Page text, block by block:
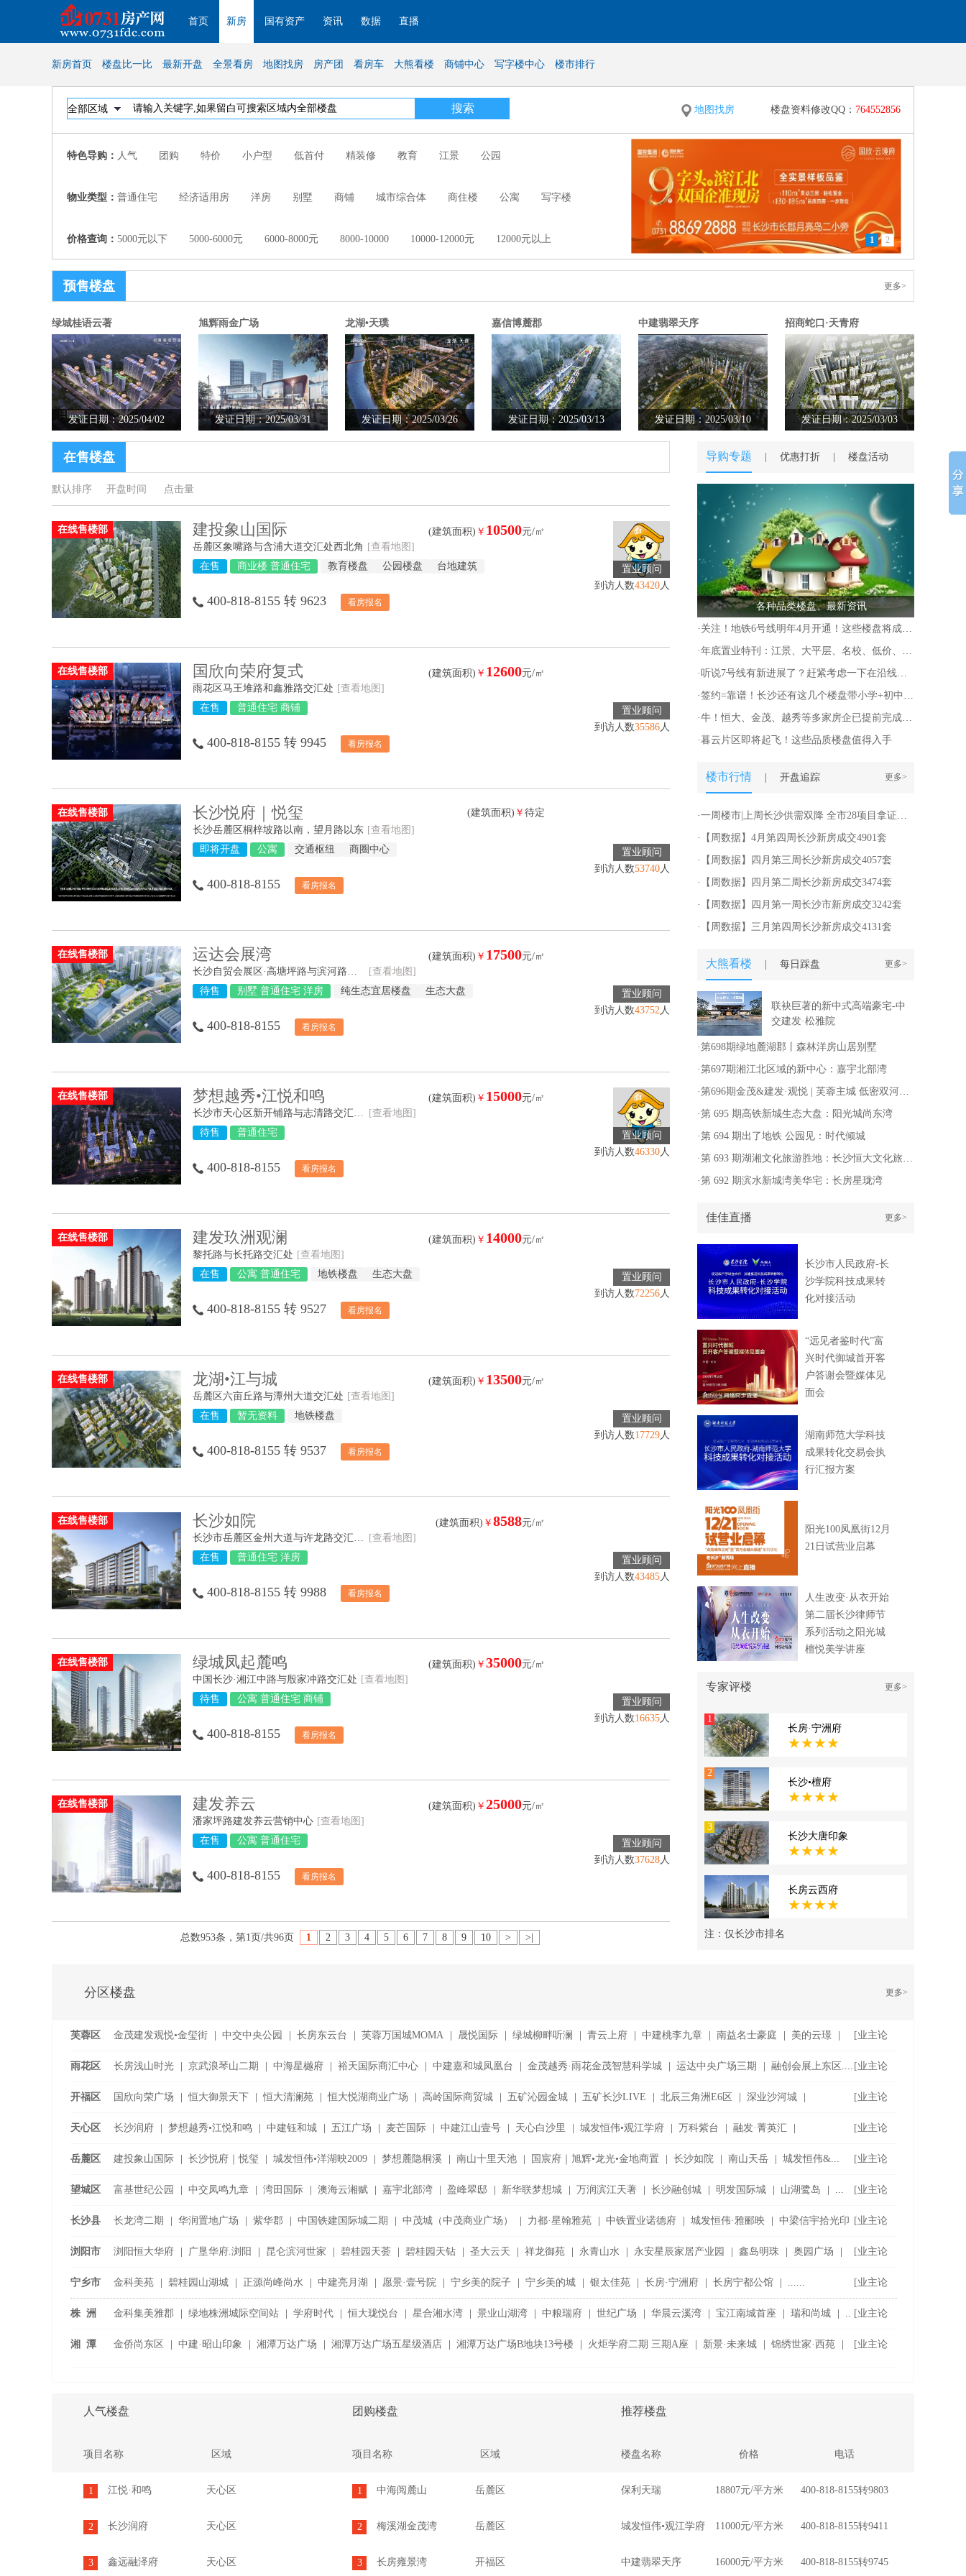
首页 新房 国有资产 资讯 数据 直播
新房首页 楼盘比一比 最新开盘 全景看房 地图找房 房产团 看房车 大熊看楼 商铺中心 写字楼中心 楼市排行
地图找房 楼盘资料修改QQ： 764552856
特色导购： 人气 团购 特价 小户型 低首付 精装修 教育 江景 公园
物业类型： 普通住宅 经济适用房 洋房 别墅 商铺 城市综合体 商住楼 公寓 写字楼
价格查询： 5000元以下 5000-6000元 6000-8000元 8000-10000 10000-12000元 12000元以上 1 2
预售楼盘 更多>
绿城桂语云著
发证日期：2025/04/02
旭辉雨金广场
发证日期：2025/03/31
龙湖•天璞
发证日期：2025/03/26
嘉信博麓郡
发证日期：2025/03/13
中建翡翠天序
发证日期：2025/03/10
招商蛇口·天青府
发证日期：2025/03/03
在售楼盘
默认排序 开盘时间 点击量
在线售楼部 建投象山国际
岳麓区象嘴路与含浦大道交汇处西北角 [查看地图]
(建筑面积) ￥ 10500元/㎡
在售 商业楼 普通住宅 教育楼盘 公园楼盘 台地建筑
400-818-8155 转 9623 看房报名
置业顾问
到访人数43420人
在线售楼部 国欣向荣府复式
雨花区马王堆路和鑫雅路交汇处 [查看地图]
(建筑面积) ￥ 12600元/㎡
在售 普通住宅 商铺
400-818-8155 转 9945 看房报名
置业顾问
到访人数35586人
在线售楼部 长沙悦府｜悦玺
长沙岳麓区桐梓坡路以南，望月路以东 [查看地图]
(建筑面积) ￥ 待定
即将开盘 公寓 交通枢纽 商圈中心
400-818-8155 看房报名
置业顾问
到访人数53740人
在线售楼部 运达会展湾
长沙自贸会展区·高塘坪路与滨河路交汇处 [查看地图]
(建筑面积) ￥ 17500元/㎡
待售 别墅 普通住宅 洋房 纯生态宜居楼盘 生态大盘
400-818-8155 看房报名
置业顾问
到访人数43752人
在线售楼部 梦想越秀•江悦和鸣
长沙市天心区新开铺路与志清路交汇处（长郡外国语实验学校旁） [查看地图]
(建筑面积) ￥ 15000元/㎡
待售 普通住宅
400-818-8155 看房报名
置业顾问
到访人数46330人
在线售楼部 建发玖洲观澜
黎托路与长托路交汇处 [查看地图]
(建筑面积) ￥ 14000元/㎡
在售 公寓 普通住宅 地铁楼盘 生态大盘
400-818-8155 转 9527 看房报名
置业顾问
到访人数72256人
在线售楼部 龙湖•江与城
岳麓区六亩丘路与潭州大道交汇处 [查看地图]
(建筑面积) ￥ 13500元/㎡
在售 暂无资料 地铁楼盘
400-818-8155 转 9537 看房报名
置业顾问
到访人数17729人
在线售楼部 长沙如院
长沙市岳麓区金州大道与许龙路交汇处西南角 [查看地图]
(建筑面积) ￥ 8588元/㎡
在售 普通住宅 洋房
400-818-8155 转 9988 看房报名
置业顾问
到访人数43485人
在线售楼部 绿城凤起麓鸣
中国长沙·湘江中路与殷家冲路交汇处 [查看地图]
(建筑面积) ￥ 35000元/㎡
待售 公寓 普通住宅 商铺
400-818-8155 看房报名
置业顾问
到访人数16635人
在线售楼部 建发养云
潘家坪路建发养云营销中心 [查看地图]
(建筑面积) ￥ 25000元/㎡
在售 公寓 普通住宅
400-818-8155 看房报名
置业顾问
到访人数37628人
总数953条，第1页/共96页 1 2 3 4 5 6 7 8 9 10 > >|
导购专题 优惠打折 楼盘活动
各种品类楼盘、最新资讯
· 关注！地铁6号线明年4月开通！这些楼盘将成“香饽饽”！
·年底置业特刊：江景、大平层、名校、低价、地铁….8大热门片区精装9字头起！
·听说7号线有新进展了？赶紧考虑一下在沿线附近安个家！
·签约=靠谱！长沙还有这几个楼盘带小学+初中“双名校”有房源在售！
·牛！恒大、金茂、越秀等多家房企已提前完成全年目标，这些品牌盘仅需6字头起！
·暮云片区即将起飞！这些品质楼盘值得入手
更多>
楼市行情 开盘追踪
·一周楼市|上周长沙供需双降 全市28项目拿证入市
· 【周数据】4月第四周长沙新房成交4901套
· 【周数据】四月第三周长沙新房成交4057套
· 【周数据】四月第二周长沙新房成交3474套
· 【周数据】四月第一周长沙市新房成交3242套
· 【周数据】三月第四周长沙新房成交4131套
更多>
大熊看楼 每日踩盘
联袂巨著的新中式高端豪宅-中
交建发·松雅院
·第698期绿地麓湖郡丨森林洋房山居别墅
·第697期湘江北区域的新中心：嘉宇北部湾
·第696期金茂&建发·观悦 | 芙蓉主城 低密双河景东方国风华宅
·第 695 期高铁新城生态大盘：阳光城尚东湾
·第 694 期出了地铁 公园见：时代倾城
·第 693 期湖湘文化旅游胜地：长沙恒大文化旅游城
·第 692 期滨水新城湾美华宅：长房星珑湾
更多>
佳佳直播
长沙市人民政府-长
沙学院科技成果转
化对接活动
“远见者鉴时代”富
兴时代御城首开客
户答谢会暨媒体见
面会
湖南师范大学科技
成果转化交易会执
行汇报方案
阳光100凤凰街12月
21日试营业启幕
人生改变·从衣开始
第二届长沙律师节
系列活动之阳光城
檀悦美学讲座
更多>
专家评楼
1
长房·宁洲府
★★★★
2
长沙•檀府
★★★★
3
长沙大唐印象
★★★★
长房云西府
★★★★
注：仅长沙市排名
分区楼盘 更多>
芙蓉区 金茂建发观悦•金玺街 中交中央公园 长房东云台 芙蓉万国城MOMA 晟悦国际 绿城柳畔听澜 青云上府 中建桃李九章 南益名士豪庭 美的云璟
千江•...
[业主论
坛]
雨花区 长房浅山时光 京武浪琴山二期 中海星樾府 裕天国际商汇中心 中建嘉和城凤凰台 金茂越秀·雨花金茂智慧科学城 运达中央广场三期 融创会展上东区
| 泰禹雅鲤
.... [业主论
坛]
开福区 国欣向荣广场 恒大御景天下 恒大清澜苑 恒大悦湖商业广场 高岭国际商贸城 五矿沁园金城 五矿长沙LIVE 北辰三角洲E6区 深业沙河城
湘江金茂府 | 卓越·朗宋 |
[业主论
坛]
天心区 长沙润府 梦想越秀•江悦和鸣 中建钰和城 五江广场 麦芒国际 中建江山壹号 天心白沙里 城发恒伟•观江学府 万科紫台 融发·菁英汇
丽发新城四期 |
[业主论
坛]
岳麓区 建投象山国际 长沙悦府｜悦玺 城发恒伟•洋湖映2009 梦想麓隐桐溪 南山十里天池 国宸府｜旭辉•龙光•金地商置 长沙如院 南山天岳 城发恒伟&... [业主论
坛]
望城区 富基世纪公园 中交凤鸣九章 湾田国际 澳海云湘赋 嘉宇北部湾 盈峰翠邸 新华联梦想城 万润滨江天著 长沙融创城 明发国际城 山湖鹭岛
时代倾城•
... [业主论
坛]
长沙县 长龙湾二期 华润置地广场 紫华郡 中国铁建国际城二期 中茂城（中茂商业广场） 力都·星翰雅苑 中铁置业诺德府 城发恒伟·雅郦映 中梁信宇拾光印
| 中梁鎏金公馆 |
[业主论
坛]
浏阳市 浏阳恒大华府 广垦华府.浏阳 昆仑滨河世家 碧桂园天荟 碧桂园天钻 圣大云天 祥龙御苑 永青山水 永安星辰家居产业园 鑫岛明珠 奥园广场
浏阳国际家具城 |
[业主论
坛]
宁乡市 金科美苑 碧桂园山湖城 正源尚峰尚水 中建亮月湖 愿景·壹号院 宁乡美的院子 宁乡美的城 银太佳苑 长房·宁洲府 长房宁都公馆
宁乡恒大御景半岛 |
...... [业主论
坛]
株 洲 金科集美雅郡 绿地株洲城际空间站 学府时代 恒大珑悦台 星合湘水湾 景业山湖湾 中粮瑞府 世纪广场 华晨云溪湾 宝江南城首座 瑞和尚城
旗渌宴南都 |
.. [业主论
坛]
湘 潭 金侨尚东区 中建·昭山印象 湘潭万达广场 湘潭万达广场五星级酒店 湘潭万达广场B地块13号楼 火炬学府二期 三期A座 新景·未来城 锦绣世家·西苑 [业主论
人气楼盘 团购楼盘 推荐楼盘
项目名称 区域 项目名称 区域 楼盘名称 价格 电话
1 江悦·和鸣 天心区
2 长沙润府 天心区
3 鑫远融泽府 天心区
1 中海阅麓山 岳麓区
2 梅溪湖金茂湾 岳麓区
3 长房雍景湾 开福区
保利天瑞 18807元/平方米 400-818-8155转9803
城发恒伟•观江学府 11000元/平方米 400-818-8155转9411
中建翡翠天序 16000元/平方米 400-818-8155转9745